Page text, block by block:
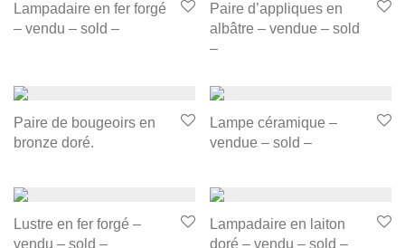
Lampadaire en fer forgé
– vendu – sold –
Paire d’appliques en
albâtre – vendue – sold
–
Paire de bougeoirs en
bronze doré.
Lampe céramique –
vendue – sold –
Lustre en fer forgé –
vendu – sold –
Lampadaire en laiton
doré – vendu – sold –